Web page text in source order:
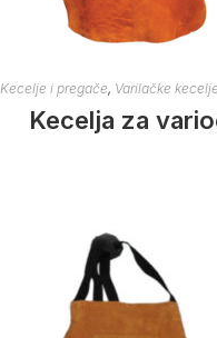
Kecelje i pregače, Varilačke
Kecelja za